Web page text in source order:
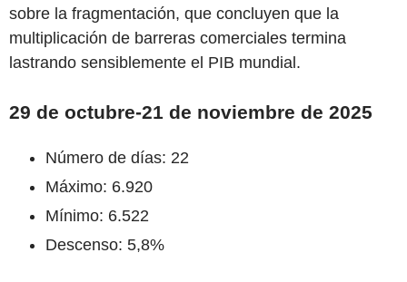
sobre la fragmentación, que concluyen que la
multiplicación de barreras comerciales termina
lastrando sensiblemente el PIB mundial.
29 de octubre-21 de noviembre de 2025
Número de días: 22
Máximo: 6.920
Mínimo: 6.522
Descenso: 5,8%